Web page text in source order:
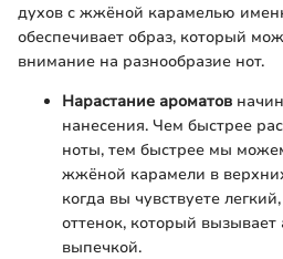
духов с жжёной карамелью
обеспечивает образ, который
внимание на разнообразие нот.
Нарастание ароматов
нанесения. Чем быстрее
ноты, тем быстрее мы
жжёной карамели в
когда вы чувствуете
оттенок, который
выпечкой.